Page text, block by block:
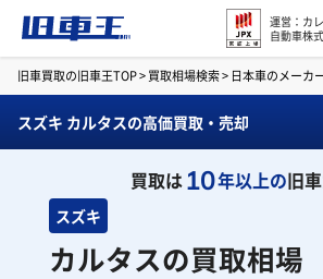
運営：カ
自動車株
旧車買取の旧車王TOP>買取相場検索> 日本車のメーカ
スズキ カルタスの高価買取・売却
買取は10年以上の旧
スズキ
カルタスの買取相場